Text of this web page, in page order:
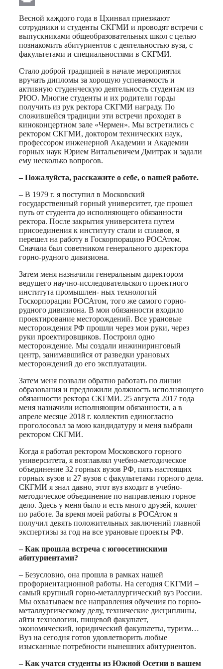
Print
Весной каждого года в Цхинвал приезжают
сотрудники и студенты СКГМИ и проводят встречи с
выпускниками общеобразовательных школ с целью
познакомить абитуриентов с деятельностью вуза, с
факультетами и специальностями в СКГМИ.
Стало доброй традицией в начале мероприятия
вручать дипломы за хорошую успеваемость и
активную студенческую деятельность студентам из
РЮО. Многие студенты и их родители горды
получить из рук ректора СКГМИ награду. По
сложившейся традиции эти встречи проходят в
киноконцертном зале «Чермен». Мы встретились с
ректором СКГМИ, доктором технических наук,
профессором инженерной Академии и Академии
горных наук Юрием Витальевичем Дмитрак и задали
ему несколько вопросов.
– Пожалуйста, расскажите о себе, о вашей работе.
– В 1979 г. я поступил в Московский
государственный горный университет, где прошел
путь от студента до исполняющего обязанности
ректора. После закрытия университета путем
присоединения к институту стали и сплавов, я
перешел на работу в Госкорпорацию РОСАтом.
Сначала был советником генерального директора
горно-рудного дивизиона.
Затем меня назначили генеральным директором
ведущего научно-исследовательского проектного
института промышлен- ных технологий
Госкорпорации РОСАтом, того же самого горно-
рудного дивизиона. В мои обязанности входило
проектирование месторождений. Все урановые
месторождения РФ прошли через мои руки, через
руки проектировщиков. Построил одно
месторождение. Мы создали инжиниринговый
центр, занимавшийся от разведки урановых
месторождений до его эксплуатации.
Затем меня позвали обратно работать по линии
образования и предложили должность исполняющего
обязанности ректора СКГМИ. 25 августа 2017 года
меня назначили исполняющим обязанности, а в
апреле месяце 2018 г. коллектив единогласно
проголосовал за мою кандидатуру и меня выбрали
ректором СКГМИ.
Когда я работал ректором Московского горного
университета, я возглавлял учебно-методическое
объединение 32 горных вузов РФ, пять настоящих
горных вузов и 27 вузов с факультетами горного дела.
СКГМИ я знал давно, этот вуз входит в учебно-
методическое объединение по направлению горное
дело. Здесь у меня было и есть много друзей, коллег
по работе. За время моей работы в РОСАтом я
получил девять положительных заключений главной
экспертизы за год на все урановые проекты РФ.
– Как прошла встреча с югоосетинскими
абитуриентами?
– Безусловно, она прошла в рамках нашей
профориентационной работы. На сегодня СКГМИ –
самый крупный горно-металлургический вуз России.
Мы охватываем все направления обучения по горно-
металлургическому делу, технические дисциплины,
айти технологии, пищевой факультет,
экономический, юридический факультеты, туризм…
Вуз на сегодня готов удовлетворить любые
изысканные потребности нынешних абитуриентов.
– Как учатся студенты из Южной Осетии в вашем